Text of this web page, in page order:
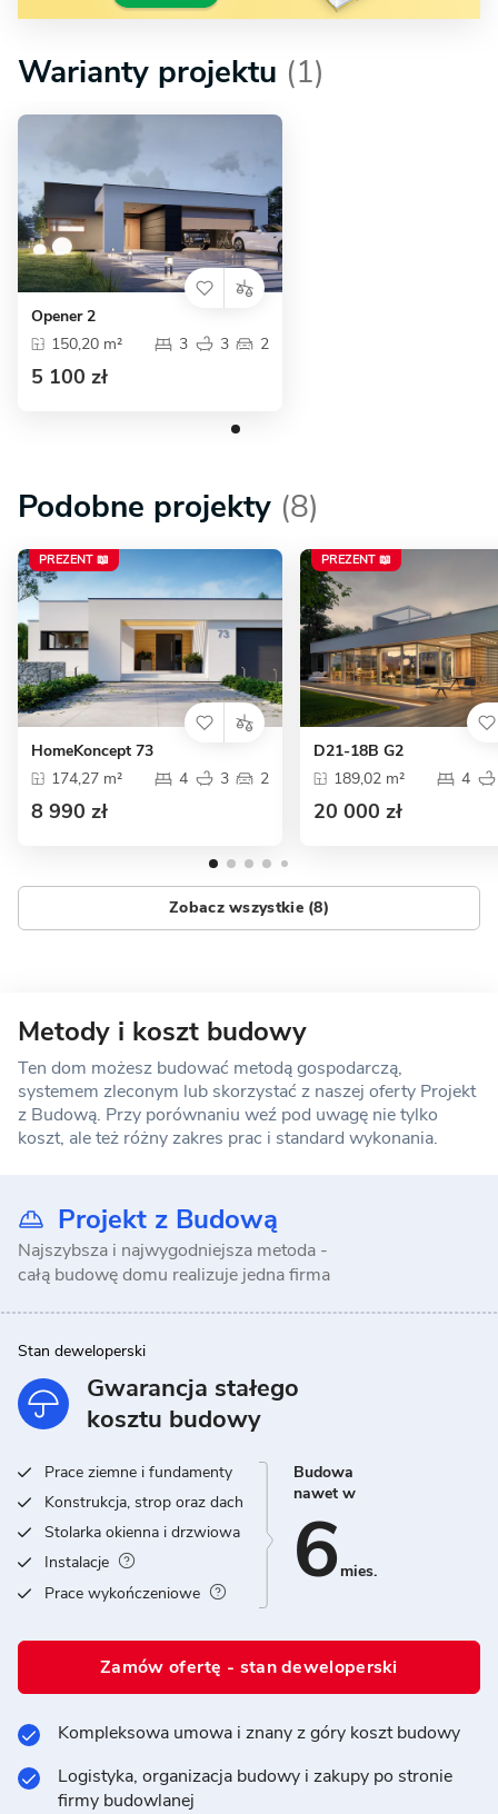
Warianty projektu (1)
Opener 2
150,20 m²
3 3 2
5 100 zł
Podobne projekty (8)
PREZENT 📖
HomeKoncept 73
174,27 m²
4 3 2
8 990 zł
PREZENT 📖
D21-18B G2
189,02 m²
4
20 000 zł
Zobacz wszystkie (8)
Metody i koszt budowy
Ten dom możesz budować metodą gospodarczą,
systemem zleconym lub skorzystać z naszej oferty Projekt
z Budową. Przy porównaniu weź pod uwagę nie tylko
koszt, ale też różny zakres prac i standard wykonania.
Projekt z Budową
Najszybsza i najwygodniejsza metoda -
całą budowę domu realizuje jedna firma
Stan deweloperski
Gwarancja stałego
kosztu budowy
Prace ziemne i fundamenty
Konstrukcja, strop oraz dach
Stolarka okienna i drzwiowa
Instalacje
Prace wykończeniowe
Budowa
nawet w
6 mies.
Zamów ofertę - stan deweloperski
Kompleksowa umowa i znany z góry koszt budowy
Logistyka, organizacja budowy i zakupy po stronie
firmy budowlanej